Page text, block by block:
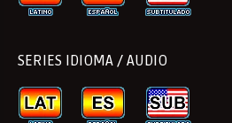
SERIES IDIOMA / AUDIO